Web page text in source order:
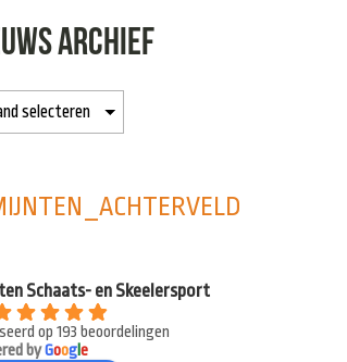
ARCHIEF
Schaats- en Skeelersport
op 193 beoordelingen
byGoogle